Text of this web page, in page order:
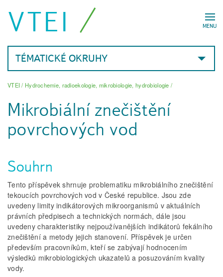
MENU
VTEI
TÉMATICKÉ OKRUHY
VTEI/ Hydrochemie, radioekologie, mikrobiologie, hydrobiologie /
Mikrobiální znečištění
povrchových vod
Souhrn
Tento příspěvek shrnuje problematiku mikrobiálního znečištění
tekoucích povrchových vod v České republice. Jsou zde
uvedeny limity indikátorových mikroorganismů v aktuálních
právních předpisech a technických normách, dále jsou
uvedeny charakteristiky nejpoužívanějších indikátorů fekálního
znečištění a metody jejich stanovení. Příspěvek je určen
především pracovníkům, kteří se zabývají hodnocením
výsledků mikrobiologických ukazatelů a posuzováním kvality
vody.